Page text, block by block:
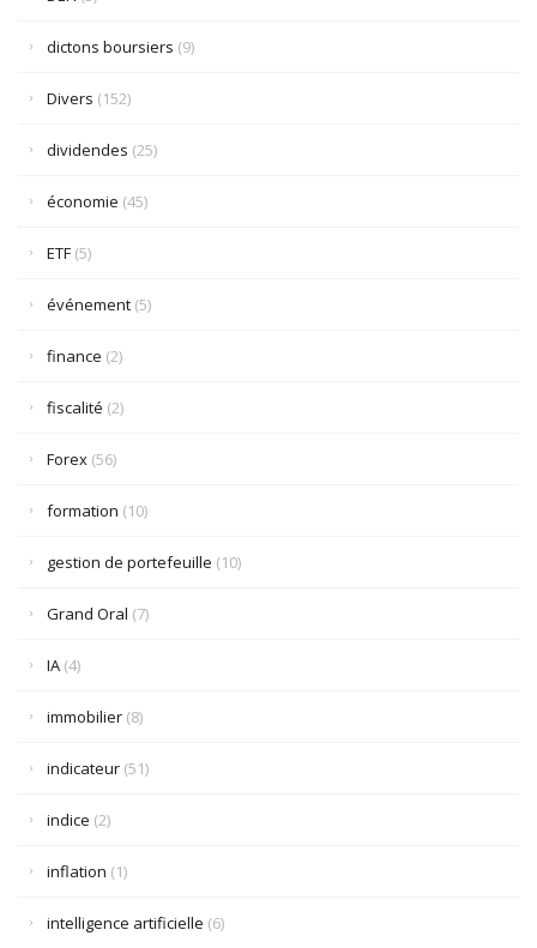
dictons boursiers (9)
Divers (152)
dividendes (25)
économie (45)
ETF (5)
événement (5)
finance (2)
fiscalité (2)
Forex (56)
formation (10)
gestion de portefeuille (10)
Grand Oral (7)
IA (4)
immobilier (8)
indicateur (51)
indice (2)
inflation (1)
intelligence artificielle (6)